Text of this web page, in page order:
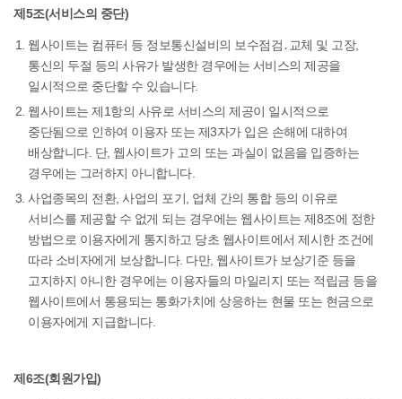
제5조(서비스의 중단)
웹사이트는 컴퓨터 등 정보통신설비의 보수점검․교체 및 고장,
통신의 두절 등의 사유가 발생한 경우에는 서비스의 제공을
일시적으로 중단할 수 있습니다.
웹사이트는 제1항의 사유로 서비스의 제공이 일시적으로
중단됨으로 인하여 이용자 또는 제3자가 입은 손해에 대하여
배상합니다. 단, 웹사이트가 고의 또는 과실이 없음을 입증하는
경우에는 그러하지 아니합니다.
사업종목의 전환, 사업의 포기, 업체 간의 통합 등의 이유로
서비스를 제공할 수 없게 되는 경우에는 웹사이트는 제8조에 정한
방법으로 이용자에게 통지하고 당초 웹사이트에서 제시한 조건에
따라 소비자에게 보상합니다. 다만, 웹사이트가 보상기준 등을
고지하지 아니한 경우에는 이용자들의 마일리지 또는 적립금 등을
웹사이트에서 통용되는 통화가치에 상응하는 현물 또는 현금으로
이용자에게 지급합니다.
제6조(회원가입)